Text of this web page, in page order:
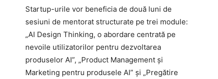
Startup-urile vor beneficia de două luni de
sesiuni de mentorat structurate pe trei module:
„AI Design Thinking, o abordare centrată pe
nevoile utilizatorilor pentru dezvoltarea
produselor AI”, „Product Management și
Marketing pentru produsele AI” și „Pregătire